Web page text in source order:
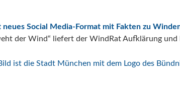
Social Media-Format mit Fakten zu
der Wind“ liefert der WindRat Aufklärung